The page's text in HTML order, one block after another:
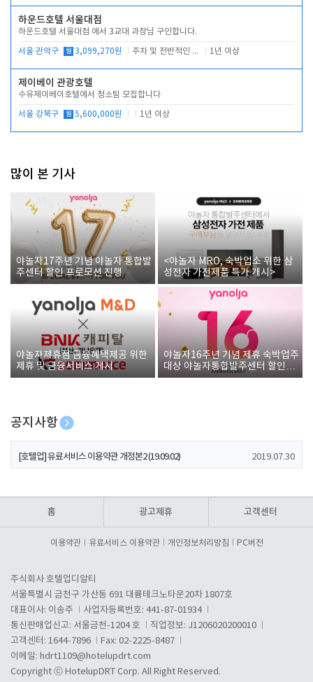
하운드호텔 서울대점
하운드호텔 서울대점 에서 3교대 과장님 구인합니다.
서울 관악구 월 3,099,270원 주차 및 전반적인 당번업무 1년 이상
제이베이 관광호텔
수유제이베이호텔에서 청소팀 모집합니다
서울 강북구 월 5,600,000원 1년 이상
많이 본 기사
야놀자17주년 기념 야놀자 통합발
주센터 할인 프로모션 진행
<야놀자 MRO, 숙박업소 위한 삼
성전자 가전제품 특가 개시>
야놀자제휴점 금융혜택제공 위한
제휴 및 금융서비스 게시
야놀자16주년 기념 제휴 숙박업주
대상 야놀자통합발주센터 할인쿠
폰 증정
공지사항
[호텔업] 개인정보 처리방침 개정본1 (19.09.02)
[호텔업] 유료서비스 이용약관 개정본2 (19.09.02) 2019.07.30
홈 광고제휴 고객센터
이용약관 유료서비스 이용약관 개인정보처리방침 PC버전
주식회사 호텔업디알티
서울특별시 금천구 가산동 691 대륭테크노타운20차 1807호
대표이사: 이송주
사업자등록번호: 441-87-01934
통신판매업신고: 서울금천-1204 호
직업정보: J1206020200010
고객센터: 1644-7896
Fax: 02-2225-8487
이메일: hdrt1109@hotelupdrt.com
Copyright ⓒ HotelupDRT Corp. All Right Reserved.